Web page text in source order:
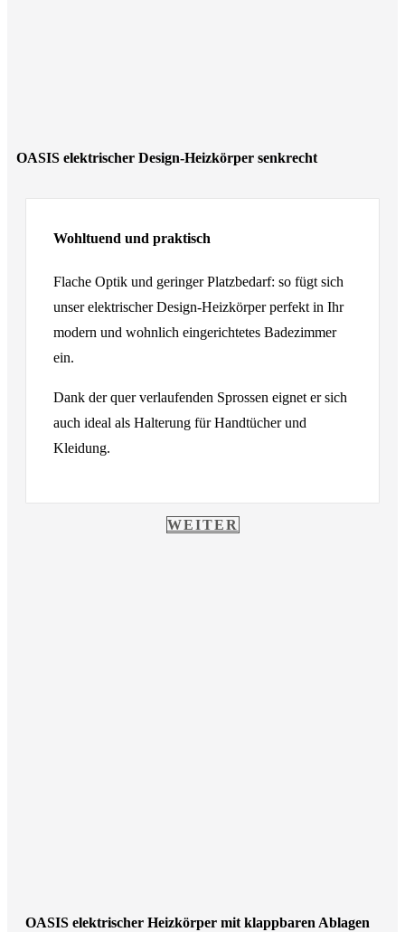
OASIS elektrischer Design-Heizkörper senkrecht
Wohltuend und praktisch
Flache Optik und geringer Platzbedarf: so fügt sich
unser elektrischer Design-Heizkörper perfekt in Ihr
modern und wohnlich eingerichtetes Badezimmer
ein.
Dank der quer verlaufenden Sprossen eignet er sich
auch ideal als Halterung für Handtücher und
Kleidung.
WEITER
OASIS elektrischer Heizkörper mit klappbaren Ablagen